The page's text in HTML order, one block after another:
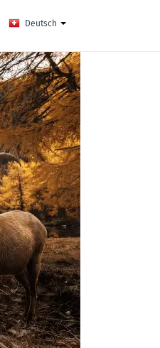
Deutsch